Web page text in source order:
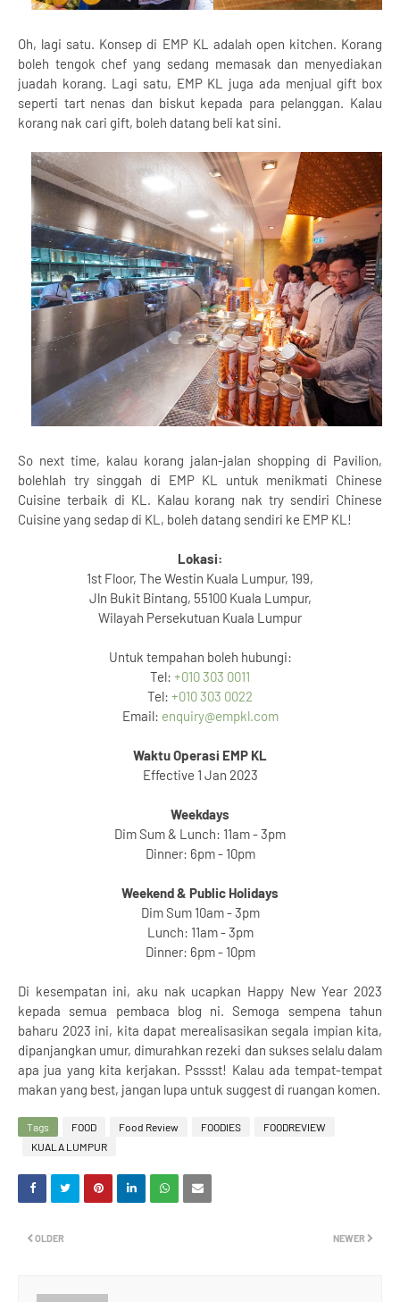
Oh, lagi satu. Konsep di EMP KL adalah open kitchen. Korang
boleh tengok chef yang sedang memasak dan menyediakan
juadah korang. Lagi satu, EMP KL juga ada menjual gift box
seperti tart nenas dan biskut kepada para pelanggan. Kalau
korang nak cari gift, boleh datang beli kat sini.
So next time, kalau korang jalan-jalan shopping di Pavilion,
bolehlah try singgah di EMP KL untuk menikmati Chinese
Cuisine terbaik di KL. Kalau korang nak try sendiri Chinese
Cuisine yang sedap di KL, boleh datang sendiri ke EMP KL!
Lokasi:
1st Floor, The Westin Kuala Lumpur, 199,
Jln Bukit Bintang, 55100 Kuala Lumpur,
Wilayah Persekutuan Kuala Lumpur
Untuk tempahan boleh hubungi:
Tel: +010 303 0011
Tel: +010 303 0022
Email: enquiry@empkl.com
Waktu Operasi EMP KL
Effective 1 Jan 2023
Weekdays
Dim Sum & Lunch: 11am - 3pm
Dinner: 6pm - 10pm
Weekend & Public Holidays
Dim Sum 10am - 3pm
Lunch: 11am - 3pm
Dinner: 6pm - 10pm
Di kesempatan ini, aku nak ucapkan Happy New Year 2023
kepada semua pembaca blog ni. Semoga sempena tahun
baharu 2023 ini, kita dapat merealisasikan segala impian kita,
dipanjangkan umur, dimurahkan rezeki dan sukses selalu dalam
apa jua yang kita kerjakan. Psssst! Kalau ada tempat-tempat
makan yang best, jangan lupa untuk suggest di ruangan komen.
Tags FOOD Food Review FOODIES
FOODREVIEW
KUALA LUMPUR
NEWER
OLDER